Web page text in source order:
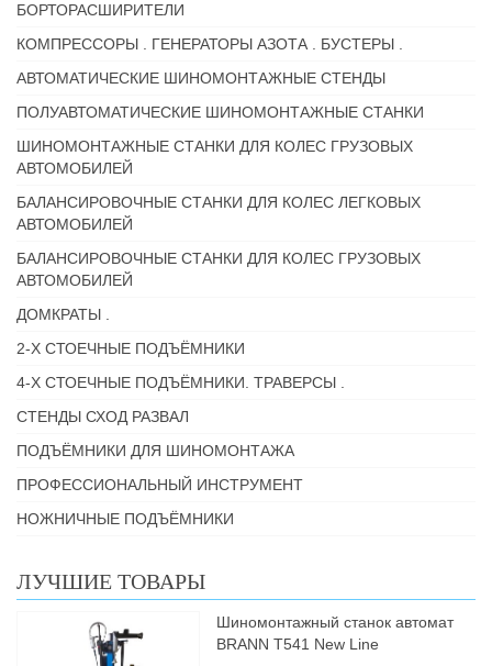
БОРТОРАСШИРИТЕЛИ
КОМПРЕССОРЫ . ГЕНЕРАТОРЫ АЗОТА . БУСТЕРЫ .
АВТОМАТИЧЕСКИЕ ШИНОМОНТАЖНЫЕ СТЕНДЫ
ПОЛУАВТОМАТИЧЕСКИЕ ШИНОМОНТАЖНЫЕ СТАНКИ
ШИНОМОНТАЖНЫЕ СТАНКИ ДЛЯ КОЛЕС ГРУЗОВЫХ
АВТОМОБИЛЕЙ
БАЛАНСИРОВОЧНЫЕ СТАНКИ ДЛЯ КОЛЕС ЛЕГКОВЫХ
АВТОМОБИЛЕЙ
БАЛАНСИРОВОЧНЫЕ СТАНКИ ДЛЯ КОЛЕС ГРУЗОВЫХ
АВТОМОБИЛЕЙ
ДОМКРАТЫ .
2-Х СТОЕЧНЫЕ ПОДЪЁМНИКИ
4-Х СТОЕЧНЫЕ ПОДЪЁМНИКИ. ТРАВЕРСЫ .
СТЕНДЫ СХОД РАЗВАЛ
ПОДЪЁМНИКИ ДЛЯ ШИНОМОНТАЖА
ПРОФЕССИОНАЛЬНЫЙ ИНСТРУМЕНТ
НОЖНИЧНЫЕ ПОДЪЁМНИКИ
ЛУЧШИЕ ТОВАРЫ
Шиномонтажный станок автомат
BRANN Т541 New Line